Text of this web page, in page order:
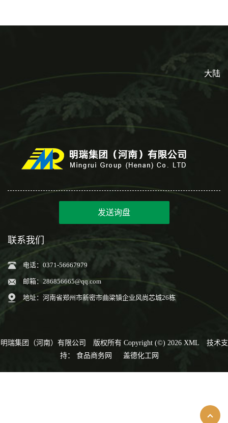
大陆
发送询盘
联系我们
电话：0371-56667979
邮箱： 286856665@qq.com
地址：河南省郑州市新密市曲梁镇企业风尚芯城26栋
明瑞集团（河南）有限公司 版权所有 Copyright (©) 2026 XML
技术支
持： 食品商务网 盖德化工网